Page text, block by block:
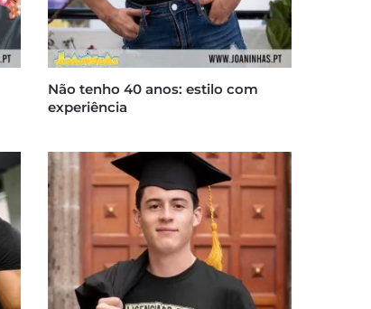
Não tenho 40 anos: estilo com
experiência